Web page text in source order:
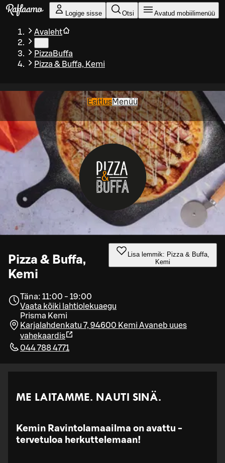
Liigu peamise sisu juurde
Logige sisse Otsi Avatud mobiilimenüü
Avaleht
PizzaBuffa
Pizza & Buffa, Kemi
EsitlusMenüü
Pizza & Buffa,
Kemi
Lisa lemmik: Pizza & Buffa,
Kemi
Täna: 11:00 - 19:00
Vaata kõiki lahtiolekuaegu
Prisma Kemi
Karjalahdenkatu 7, 94600 Kemi Avaneb uues
vahekaardis
044 788 4771
ME LAITAMME. NAUTI SINÄ.
Kemin Ravintolamaailma on avattu -
tervetuloa herkuttelemaan!